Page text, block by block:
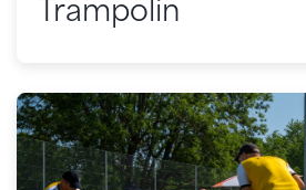
Trampolin